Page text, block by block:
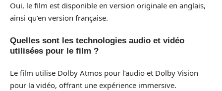
Oui, le film est disponible en version originale en anglais,
ainsi qu’en version française.
Quelles sont les technologies audio et vidéo
utilisées pour le film ?
Le film utilise Dolby Atmos pour l’audio et Dolby Vision
pour la vidéo, offrant une expérience immersive.